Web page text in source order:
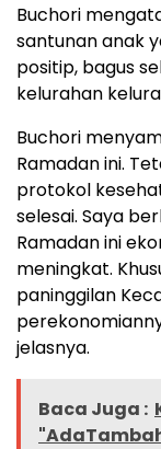
Buchori
santunan anak
positip, bagus
kelurahan
Buchori
Ramadan ini.
protokol
selesai. Saya
Ramadan ini
meningkat.
paninggilan
jelasnya.
Baca Juga :